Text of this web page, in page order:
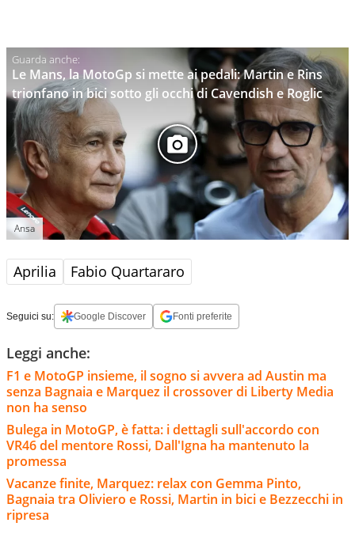
Le Mans, la MotoGp si mette ai pedali: Martin e Rins
trionfano in bici sotto gli occhi di Cavendish e Roglic
Ansa
Aprilia Fabio Quartararo
Seguici su: Google Discover Fonti preferite
Leggi anche:
F1 e MotoGP insieme, il sogno si avvera ad Austin ma
senza Bagnaia e Marquez il crossover di Liberty Media
non ha senso
Bulega in MotoGP, è fatta: i dettagli sull'accordo con
VR46 del mentore Rossi, Dall'Igna ha mantenuto la
promessa
Vacanze finite, Marquez: relax con Gemma Pinto,
Bagnaia tra Oliviero e Rossi, Martin in bici e Bezzecchi in
ripresa